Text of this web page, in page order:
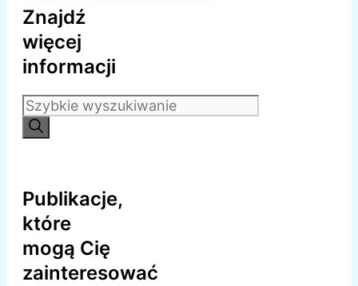
Znajdź
więcej
informacji
Szukaj:
Publikacje,
które
mogą Cię
zainteresować